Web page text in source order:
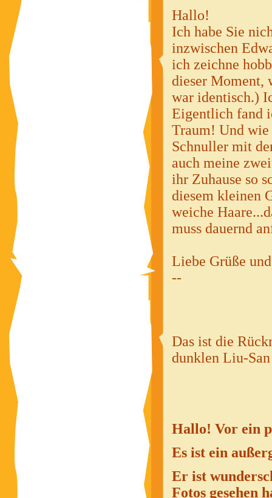
Hallo!
Ich habe Sie
inzwischen
ich zeichne
dieser Moment,
war identisch.)
Eigentlich fand
Traum! Und
Schnuller mit
auch meine
ihr Zuhause so
diesem kleinen
weiche
muss dauernd
Liebe Grüße
--
Das ist die
dunklen Liu-
Hallo! Vor ein
Es ist ein
Er ist
Fotos gesehen